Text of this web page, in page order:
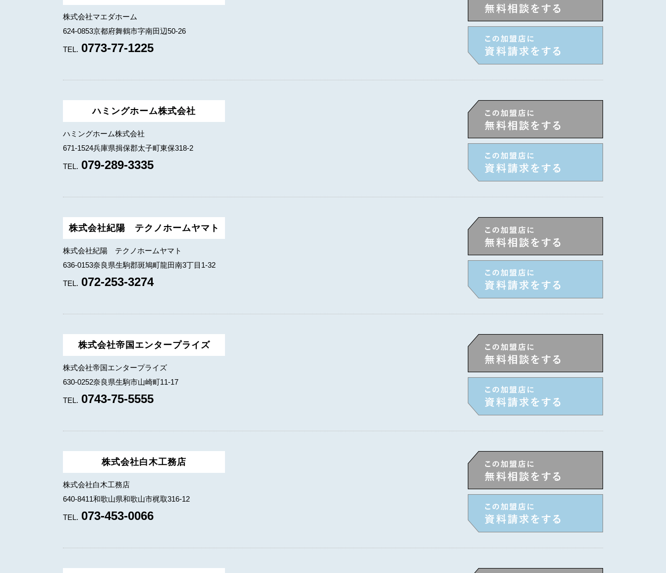
株式会社マエダホーム
624-0853京都府舞鶴市字南田辺50-26
TEL. 0773-77-1225
ハミングホーム株式会社
ハミングホーム株式会社
671-1524兵庫県揖保郡太子町東保318-2
TEL. 079-289-3335
株式会社紀陽 テクノホームヤマト
株式会社紀陽 テクノホームヤマト
636-0153奈良県生駒郡斑鳩町龍田南3丁目1-32
TEL. 072-253-3274
株式会社帝国エンタープライズ
株式会社帝国エンタープライズ
630-0252奈良県生駒市山崎町11-17
TEL. 0743-75-5555
株式会社白木工務店
株式会社白木工務店
640-8411和歌山県和歌山市梶取316-12
TEL. 073-453-0066